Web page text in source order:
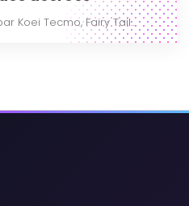
Koei Tecmo, Fairy Tail...